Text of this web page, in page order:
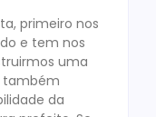
primeiro nos
e tem nos
uma
também
da